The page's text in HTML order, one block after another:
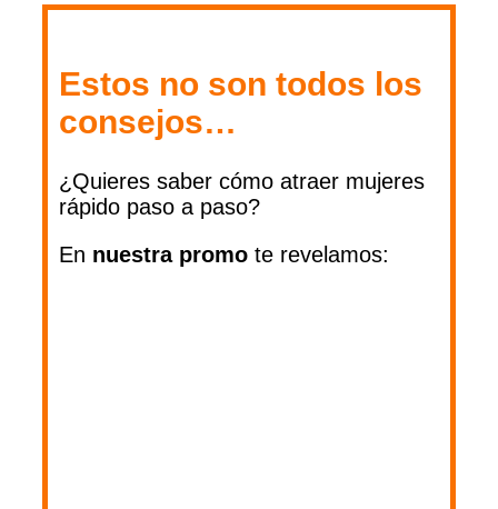
Estos no son todos los
consejos…
¿Quieres saber cómo atraer mujeres
rápido paso a paso?
En nuestra promo te revelamos: